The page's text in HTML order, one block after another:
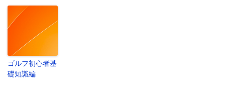
ゴルフ初心者基
礎知識編